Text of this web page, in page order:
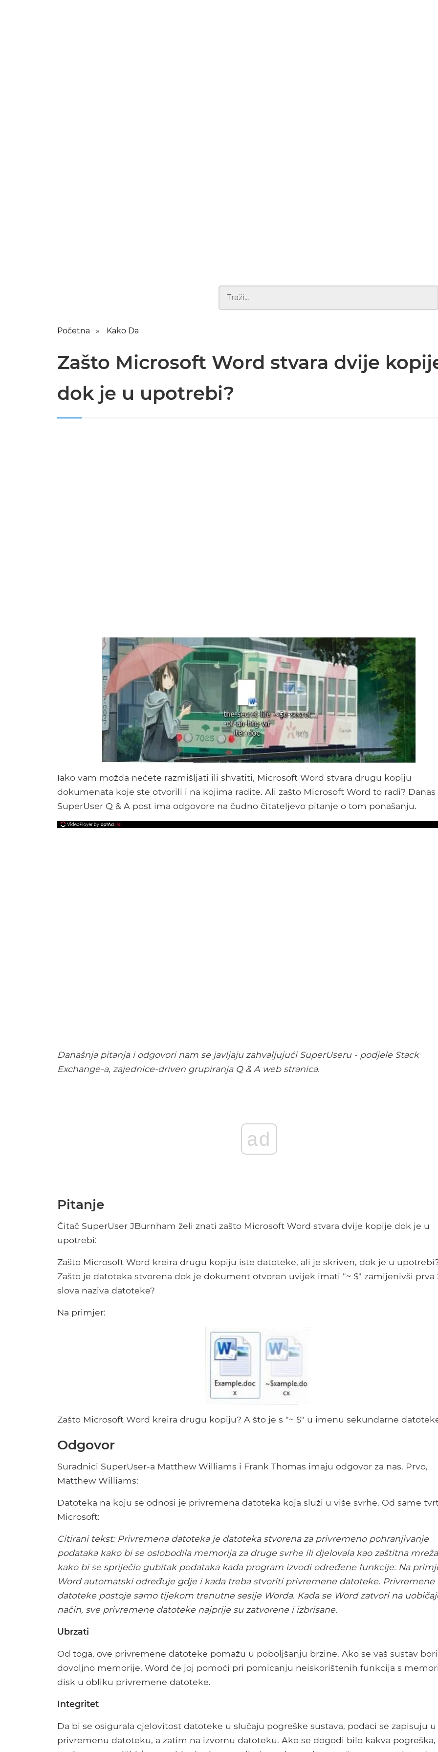
Početna Kako Da
Zašto Microsoft Word stvara dvije
dok je u upotrebi?
Iako vam možda nećete razmišljati ili shvatiti, Microsoft Word stvara drugu kopiju
dokumenata koje ste otvorili i na kojima radite. Ali zašto Microsoft Word to radi? Danas
SuperUser Q & A post ima odgovore na čudno čitateljevo pitanje o tom ponašanju.
Današnja pitanja i odgovori nam se javljaju zahvaljujući SuperUseru - podjele Stack
Exchange-a, zajednice-driven grupiranja Q & A web stranica.
ad
Pitanje
Čitač SuperUser JBurnham želi znati zašto Microsoft Word stvara dvije kopije dok je u
upotrebi:
Zašto Microsoft Word kreira drugu kopiju iste datoteke, ali je skriven, dok je u
Zašto je datoteka stvorena dok je dokument otvoren uvijek imati "~ $" zamijenivši prva
slova naziva datoteke?
Na primjer:
Zašto Microsoft Word kreira drugu kopiju? A što je s "~ $" u imenu sekundarne
Odgovor
Suradnici SuperUser-a Matthew Williams i Frank Thomas imaju odgovor za nas. Prvo,
Matthew Williams:
Datoteka na koju se odnosi je privremena datoteka koja služi u više svrhe. Od same
Microsoft:
Citirani tekst: Privremena datoteka je datoteka stvorena za privremeno pohranjivanje
podataka kako bi se oslobodila memorija za druge svrhe ili djelovala kao zaštitna mreža
kako bi se spriječio gubitak podataka kada program izvodi određene funkcije. Na
Word automatski određuje gdje i kada treba stvoriti privremene datoteke. Privremene
datoteke postoje samo tijekom trenutne sesije Worda. Kada se Word zatvori na
način, sve privremene datoteke najprije su zatvorene i izbrisane.
Ubrzati
Od toga, ove privremene datoteke pomažu u poboljšanju brzine. Ako se vaš sustav
dovoljno memorije, Word će joj pomoći pri pomicanju neiskorištenih funkcija s
disk u obliku privremene datoteke.
Integritet
Da bi se osigurala cjelovitost datoteke u slučaju pogreške sustava, podaci se zapisuju u
privremenu datoteku, a zatim na izvornu datoteku. Ako se dogodi bilo kakva pogreška,